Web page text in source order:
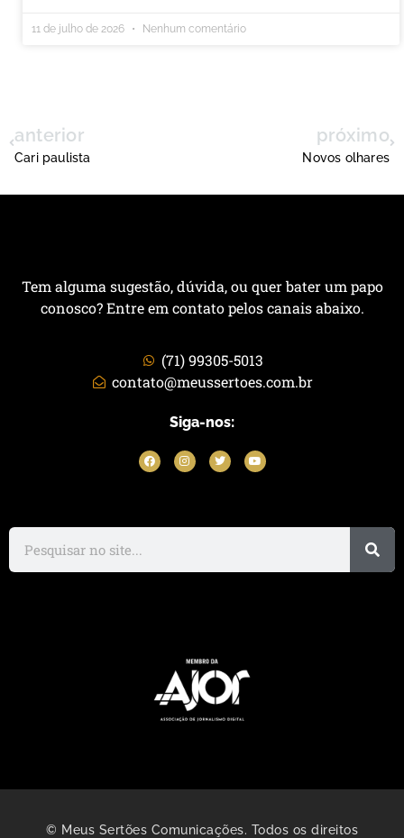
11 de julho de 2026 Nenhum comentário
anterior
Cari paulista
próximo
Novos olhares
Tem alguma sugestão, dúvida, ou quer bater um papo
conosco? Entre em contato pelos canais abaixo.
(71) 99305-5013
contato@meussertoes.com.br
Siga-nos:
© Meus Sertões Comunicações. Todos os direitos